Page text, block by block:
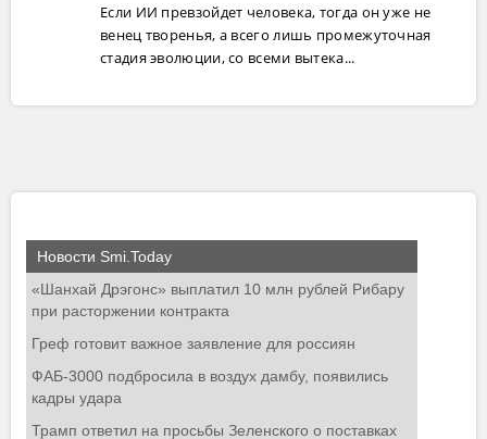
Если ИИ превзойдет человека, тогда он уже не
венец творенья, а всего лишь промежуточная
стадия эволюции, со всеми вытека...